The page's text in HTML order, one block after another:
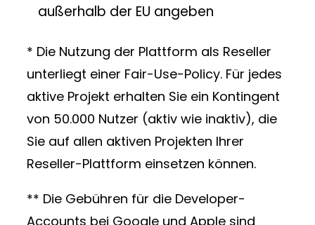
außerhalb der EU angeben
* Die Nutzung der Plattform als Reseller
unterliegt einer Fair-Use-Policy. Für jedes
aktive Projekt erhalten Sie ein Kontingent
von 50.000 Nutzer (aktiv wie inaktiv), die
Sie auf allen aktiven Projekten Ihrer
Reseller-Plattform einsetzen können.
** Die Gebühren für die Developer-
Accounts bei Google und Apple sind